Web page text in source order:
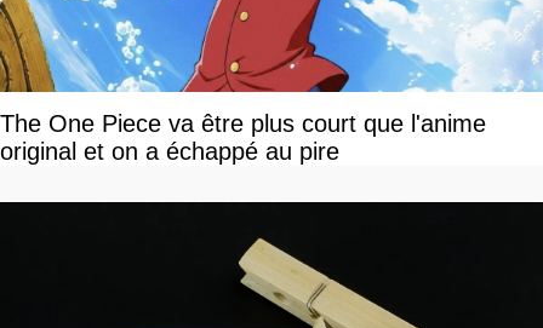
The One Piece va être plus court que l'anime
original et on a échappé au pire